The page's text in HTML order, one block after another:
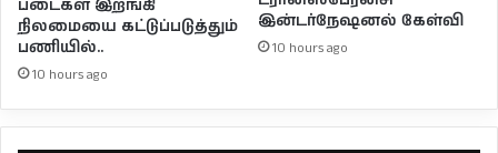
படைகள் இறங்கி
நிலமையை கட்டுப்படுத்தும்
பணியில்..
10 hours ago
இன்டர்நேஷனல் கேள்வி
10 hours ago